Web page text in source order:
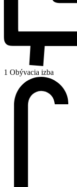
1 Obývacia izba